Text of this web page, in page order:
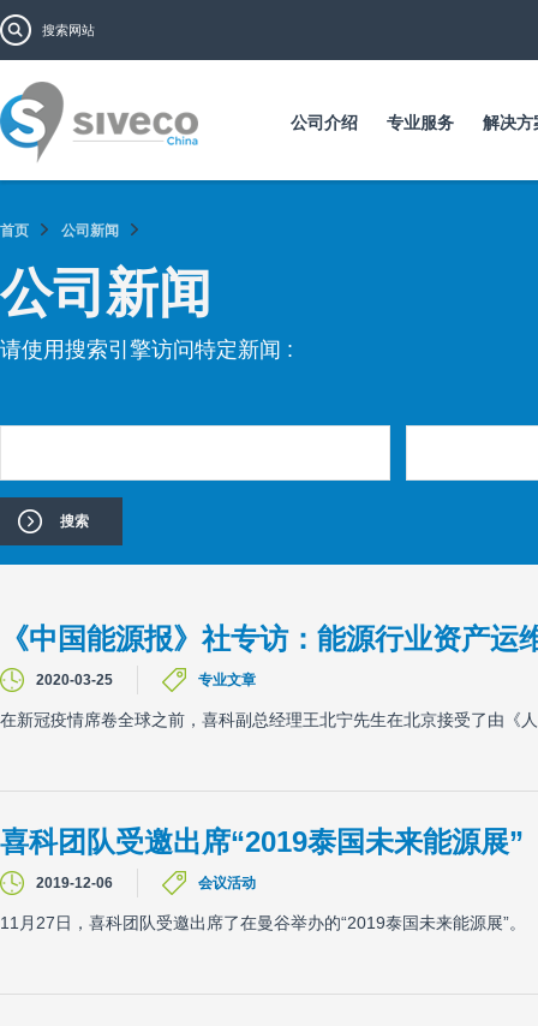
到
要
内
搜索表单
公司介绍 专业服务 解决方
首页 公司新闻
公司新闻
请使用搜索引擎访问特定新闻 :
《中国能源报》社专访：能源行业资产运
2020-03-25 专业文章
在新冠疫情席卷全球之前，喜科副总经理王北宁先生在北京接受了由《
喜科团队受邀出席“2019泰国未来能源展”
2019-12-06 会议活动
11月27日，喜科团队受邀出席了在曼谷举办的“2019泰国未来能源展”。